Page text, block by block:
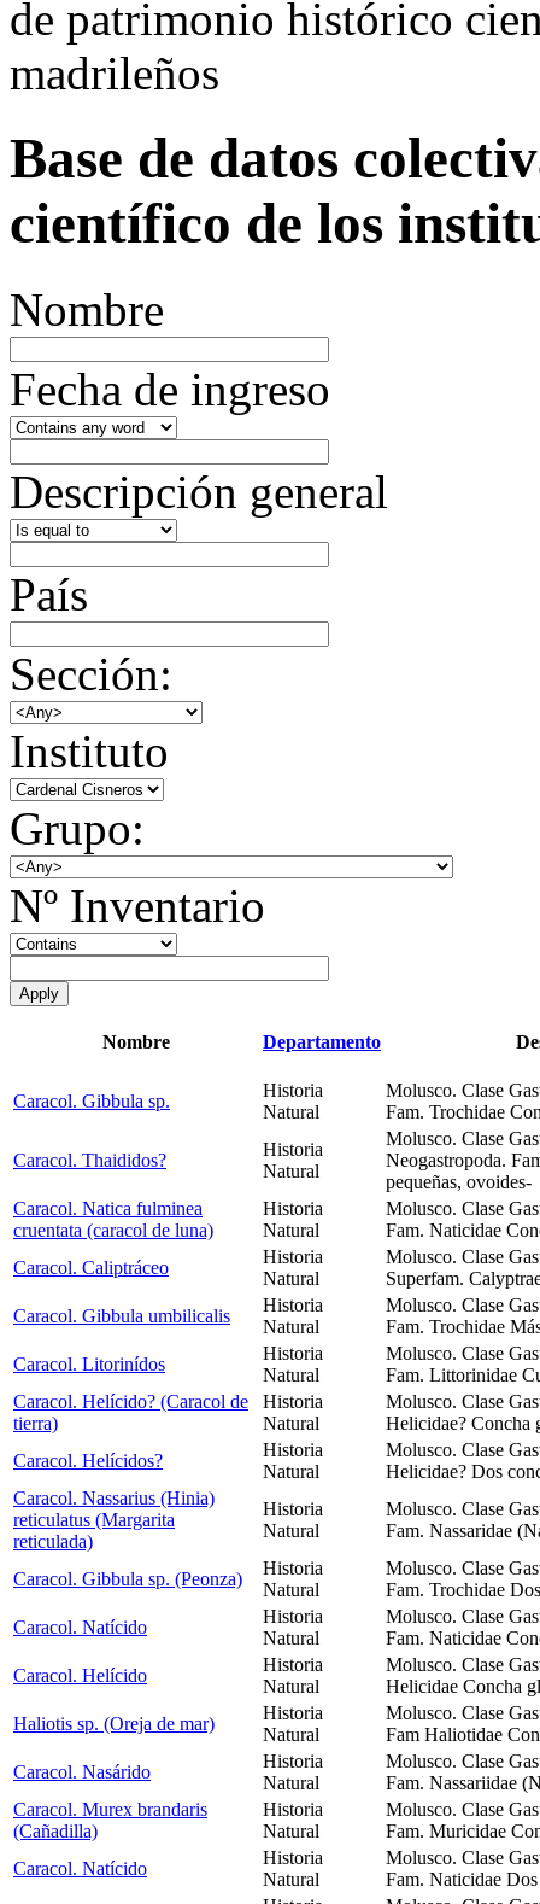
de patrimonio histórico
madrileños
Base de datos
científico de los
Nombre
Fecha de ingreso
Descripción general
País
Sección:
Instituto
Grupo:
Nº Inventario
Nombre Departamento
Caracol. Gibbula sp.
Historia
Natural
Molusco. Clase
Fam. Trochidae
Caracol. Thaididos?
Historia
Natural
Molusco. Clase
Neogastropoda.
pequeñas, ovoides-
Caracol. Natica fulminea
cruentata (caracol de luna)
Historia
Natural
Molusco. Clase
Fam. Naticidae
Caracol. Caliptráceo
Historia
Natural
Molusco. Clase
Superfam.
Caracol. Gibbula umbilicalis
Historia
Natural
Molusco. Clase
Fam. Trochidae
Caracol. Litorinídos
Historia
Natural
Molusco. Clase
Fam. Littorinidae
Caracol. Helícido? (Caracol de
tierra)
Historia
Natural
Molusco. Clase
Helicidae? Concha
Caracol. Helícidos?
Historia
Natural
Molusco. Clase
Helicidae? Dos
Caracol. Nassarius (Hinia)
reticulatus (Margarita
reticulada)
Historia
Natural
Molusco. Clase
Fam. Nassaridae
Caracol. Gibbula sp. (Peonza)
Historia
Natural
Molusco. Clase
Fam. Trochidae
Caracol. Natícido
Historia
Natural
Molusco. Clase
Fam. Naticidae
Caracol. Helícido
Historia
Natural
Molusco. Clase
Helicidae Concha
Haliotis sp. (Oreja de mar)
Historia
Natural
Molusco. Clase
Fam Haliotidae
Caracol. Nasárido
Historia
Natural
Molusco. Clase
Fam. Nassariidae
Caracol. Murex brandaris
(Cañadilla)
Historia
Natural
Molusco. Clase
Fam. Muricidae
Caracol. Natícido
Historia
Natural
Molusco. Clase
Fam. Naticidae